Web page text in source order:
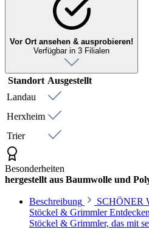
Vor Ort ansehen & ausprobieren!
Verfügbar in 3 Filialen
Standort Ausgestellt
Landau
Herxheim
Trier
Besonderheiten
hergestellt aus Baumwolle und
Beschreibung
SCHÖNER
Stöckel & Grimmler
Stöckel & Grimmler, das mit